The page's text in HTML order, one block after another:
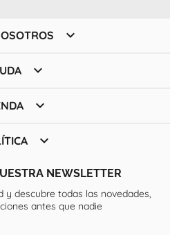




NEWSLETTER
y descubre todas las novedades,
antes que nadie